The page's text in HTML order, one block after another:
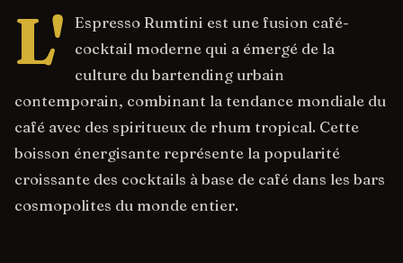
L'
Espresso Rumtini est une fusion café-
cocktail moderne qui a émergé de la
culture du bartending urbain
contemporain, combinant la tendance mondiale du
café avec des spiritueux de rhum tropical. Cette
boisson énergisante représente la popularité
croissante des cocktails à base de café dans les bars
cosmopolites du monde entier.